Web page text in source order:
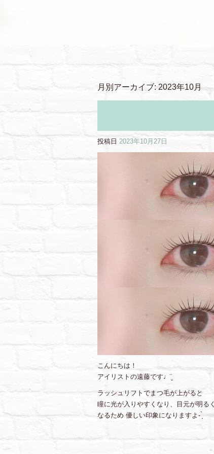
月別アーカイブ: 2023年10月
投稿日 2023年10月27日
こんにちは！
アイリストの遠藤です♩¨̮
ラッシュリフトでまつ毛が上がると
瞳に光が入りやすくなり、目元が明るく
なるため 優しい印象になりますよ- ̗̀